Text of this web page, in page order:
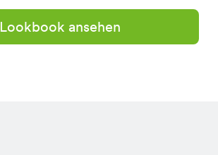
Lookbook ansehen